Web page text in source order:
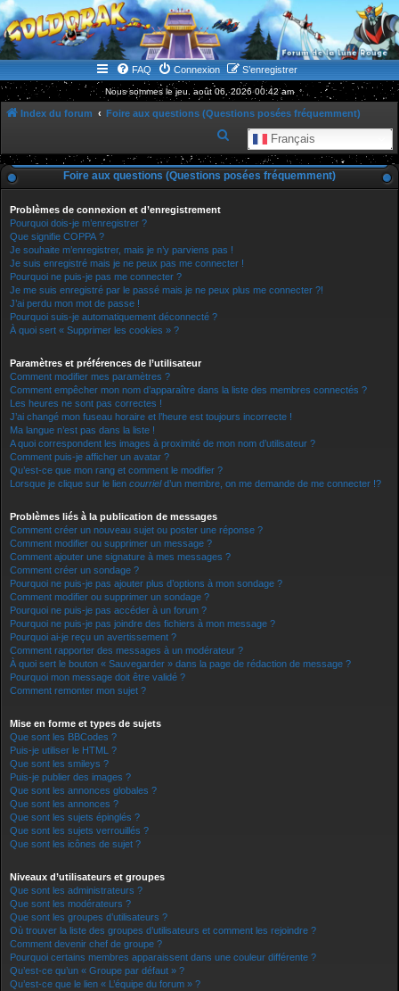
WWW.GOLDORAKGO.COM
le site de la Lune Rouge
FAQ Connexion S’enregistrer
Nous sommes le jeu. août 06, 2026 00:42 am
Index du forum Foire aux questions (Questions posées fréquemment)
Français
e
c
c
Foire aux questions (Questions posées fréquemment)
Problèmes de connexion et d’enregistrement
Pourquoi dois-je m’enregistrer ?
Que signifie COPPA ?
Je souhaite m’enregistrer, mais je n’y parviens pas !
Je suis enregistré mais je ne peux pas me connecter !
Pourquoi ne puis-je pas me connecter ?
Je me suis enregistré par le passé mais je ne peux plus me connecter ?!
J’ai perdu mon mot de passe !
Pourquoi suis-je automatiquement déconnecté ?
À quoi sert « Supprimer les cookies » ?
Paramètres et préférences de l’utilisateur
Comment modifier mes paramètres ?
Comment empêcher mon nom d’apparaître dans la liste des membres connectés ?
Les heures ne sont pas correctes !
J’ai changé mon fuseau horaire et l’heure est toujours incorrecte !
Ma langue n’est pas dans la liste !
A quoi correspondent les images à proximité de mon nom d’utilisateur ?
Comment puis-je afficher un avatar ?
Qu’est-ce que mon rang et comment le modifier ?
Lorsque je clique sur le lien courrield’un membre, on me demande de me connecter !?
Problèmes liés à la publication de messages
Comment créer un nouveau sujet ou poster une réponse ?
Comment modifier ou supprimer un message ?
Comment ajouter une signature à mes messages ?
Comment créer un sondage ?
Pourquoi ne puis-je pas ajouter plus d’options à mon sondage ?
Comment modifier ou supprimer un sondage ?
Pourquoi ne puis-je pas accéder à un forum ?
Pourquoi ne puis-je pas joindre des fichiers à mon message ?
Pourquoi ai-je reçu un avertissement ?
Comment rapporter des messages à un modérateur ?
À quoi sert le bouton « Sauvegarder » dans la page de rédaction de message ?
Pourquoi mon message doit être validé ?
Comment remonter mon sujet ?
Mise en forme et types de sujets
Que sont les BBCodes ?
Puis-je utiliser le HTML ?
Que sont les smileys ?
Puis-je publier des images ?
Que sont les annonces globales ?
Que sont les annonces ?
Que sont les sujets épinglés ?
Que sont les sujets verrouillés ?
Que sont les icônes de sujet ?
Niveaux d’utilisateurs et groupes
Que sont les administrateurs ?
Que sont les modérateurs ?
Que sont les groupes d’utilisateurs ?
Où trouver la liste des groupes d’utilisateurs et comment les rejoindre ?
Comment devenir chef de groupe ?
Pourquoi certains membres apparaissent dans une couleur différente ?
Qu’est-ce qu’un « Groupe par défaut » ?
Qu’est-ce que le lien « L’équipe du forum » ?